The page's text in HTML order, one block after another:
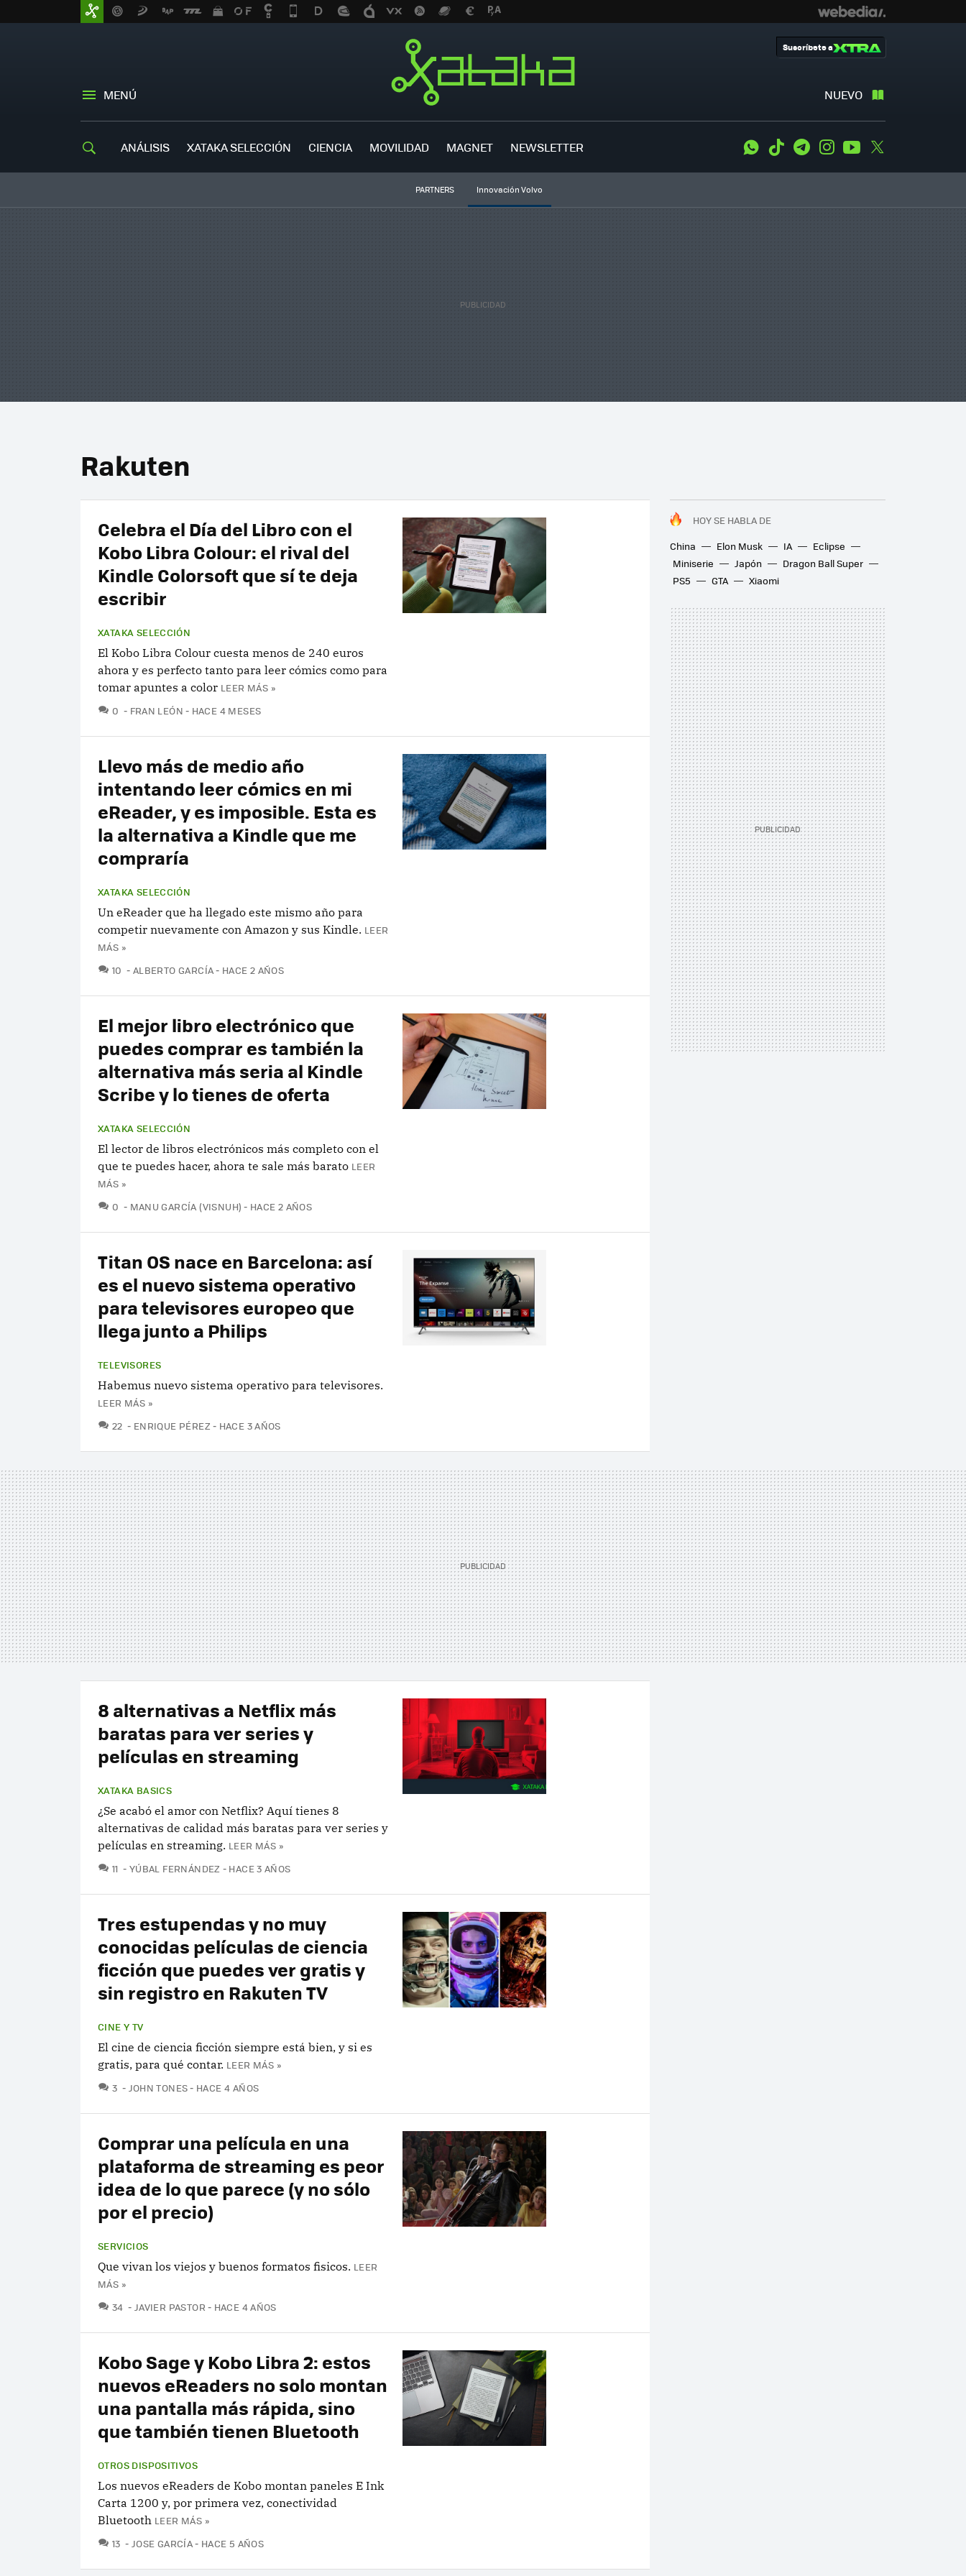
MENÚ NUEVO
Suscríbete a
ANÁLISIS XATAKA SELECCIÓN CIENCIA MOVILIDAD MAGNET NEWSLETTER WhatsApp
Tiktok TelegramInstagramYoutube
PARTNERS Innovación Volvo
Rakuten
HOY SE HABLA DE
China
Elon Musk IA
Eclipse
Miniserie
Japón
Dragon Ball Super
PS5
GTA Xiaomi
Celebra el Día del Libro con el
Kobo Libra Colour: el rival del
Kindle Colorsoft que sí te deja
escribir
XATAKA SELECCIÓN
El Kobo Libra Colour cuesta menos de 240 euros
ahora y es perfecto tanto para leer cómics como para
tomar apuntes a color LEER MÁS »
0 COMENTARIOS
FRAN LEÓN HACE 4 MESES
Llevo más de medio año
intentando leer cómics en mi
eReader, y es imposible. Esta es
la alternativa a Kindle que me
compraría
XATAKA SELECCIÓN
Un eReader que ha llegado este mismo año para
competir nuevamente con Amazon y sus Kindle. LEER
MÁS »
10 COMENTARIOS
ALBERTO GARCÍA HACE 2 AÑOS
El mejor libro electrónico que
puedes comprar es también la
alternativa más seria al Kindle
Scribe y lo tienes de oferta
XATAKA SELECCIÓN
El lector de libros electrónicos más completo con el
que te puedes hacer, ahora te sale más barato LEER
MÁS »
0 COMENTARIOS
MANU GARCÍA (VISNUH) HACE 2 AÑOS
Titan OS nace en Barcelona: así
es el nuevo sistema operativo
para televisores europeo que
llega junto a Philips
TELEVISORES
Habemus nuevo sistema operativo para televisores.
LEER MÁS »
22 COMENTARIOS
ENRIQUE PÉREZ HACE 3 AÑOS
8 alternativas a Netflix más
baratas para ver series y
películas en streaming
XATAKA BASICS
¿Se acabó el amor con Netflix? Aquí tienes 8
alternativas de calidad más baratas para ver series y
películas en streaming. LEER MÁS »
11 COMENTARIOS
YÚBAL FERNÁNDEZ HACE 3 AÑOS
Tres estupendas y no muy
conocidas películas de ciencia
ficción que puedes ver gratis y
sin registro en Rakuten TV
CINE Y TV
El cine de ciencia ficción siempre está bien, y si es
gratis, para qué contar. LEER MÁS »
3 COMENTARIOS
JOHN TONES HACE 4 AÑOS
Comprar una película en una
plataforma de streaming es peor
idea de lo que parece (y no sólo
por el precio)
SERVICIOS
Que vivan los viejos y buenos formatos fisicos. LEER
MÁS »
34 COMENTARIOS
JAVIER PASTOR HACE 4 AÑOS
Kobo Sage y Kobo Libra 2: estos
nuevos eReaders no solo montan
una pantalla más rápida, sino
que también tienen Bluetooth
OTROS DISPOSITIVOS
Los nuevos eReaders de Kobo montan paneles E Ink
Carta 1200 y, por primera vez, conectividad
Bluetooth LEER MÁS »
13 COMENTARIOS
JOSE GARCÍA HACE 5 AÑOS